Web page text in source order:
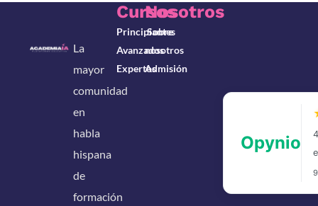
La
mayor
comunidad
en
habla
hispana
de
formación
Cursos
Principiantes
Avanzados
Expertos
Nosotros
Sobre
nosotros
Admisión